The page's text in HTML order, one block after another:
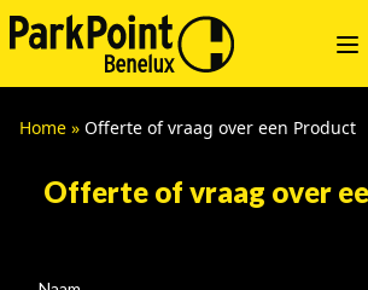
Home » Offerte of vraag over een Product
Offerte of vraag over